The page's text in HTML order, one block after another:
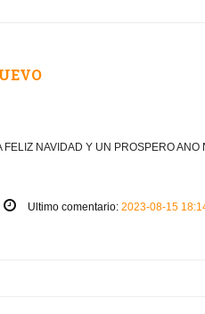
NAVIDAD Y UN PROSPERO
Ultimo comentario: 2023-08-15